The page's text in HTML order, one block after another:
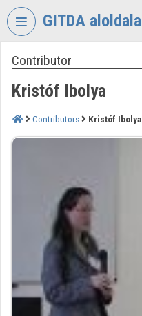
Skip header
GITDA aloldala
VIDEO
GOVERNMENTAL
INFORMATION-
Organization home
Organization discovery
Categories
Organization playlists
Contributor
Kristóf Ibolya
Contributors Kristóf Ibolya